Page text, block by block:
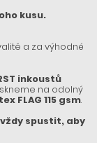
kusu.
a za výhodné
inkoustů
na odolný
FLAG 115 gsm.
spustit, aby